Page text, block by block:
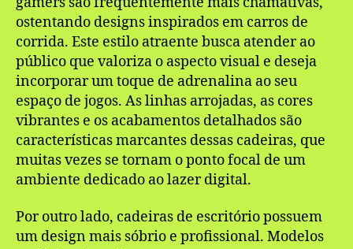
ostentando designs inspirados em carros de
corrida. Este estilo atraente busca atender ao
público que valoriza o aspecto visual e deseja
incorporar um toque de adrenalina ao seu
espaço de jogos. As linhas arrojadas, as cores
vibrantes e os acabamentos detalhados são
características marcantes dessas cadeiras, que
muitas vezes se tornam o ponto focal de um
ambiente dedicado ao lazer digital.
Por outro lado, cadeiras de escritório possuem
um design mais sóbrio e profissional. Modelos